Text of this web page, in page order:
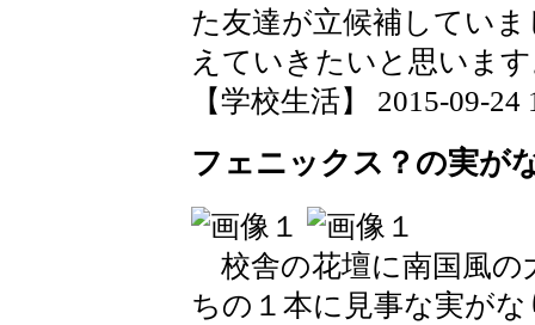
た友達が立候補してい
えていきたいと思いま
【学校生活】 2015-09-24
フェニックス？の実が
校舎の花壇に南国風の
ちの１本に見事な実が